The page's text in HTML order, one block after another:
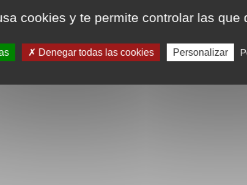
cookies y te permite controlar las que
Denegar todas las cookies Personalizar